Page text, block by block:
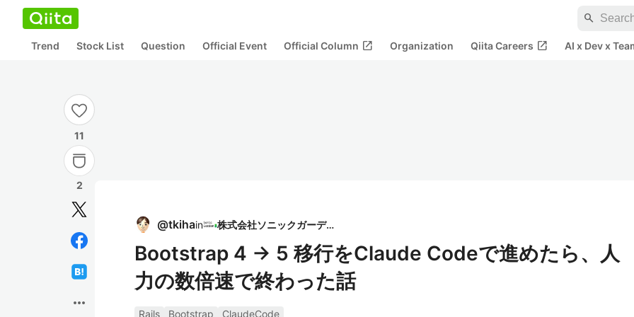
search
Trend Stock List Question Official Event Official Column open_in_new Organization Qiita Careers open_in_new AI x Dev x
11
2
more_horiz
@tkihain 株式会社ソニックガーデン
Bootstrap 4 → 5 移行をClaude Codeで進めたら、人
力の数倍速で終わった話
Rails Bootstrap
ClaudeCode